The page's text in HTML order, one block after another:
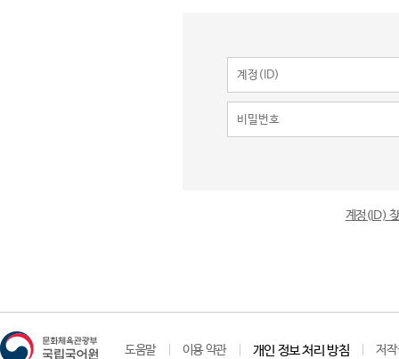
계정(ID)
도움말 이용 약관 개인 정보 처리 방침 저